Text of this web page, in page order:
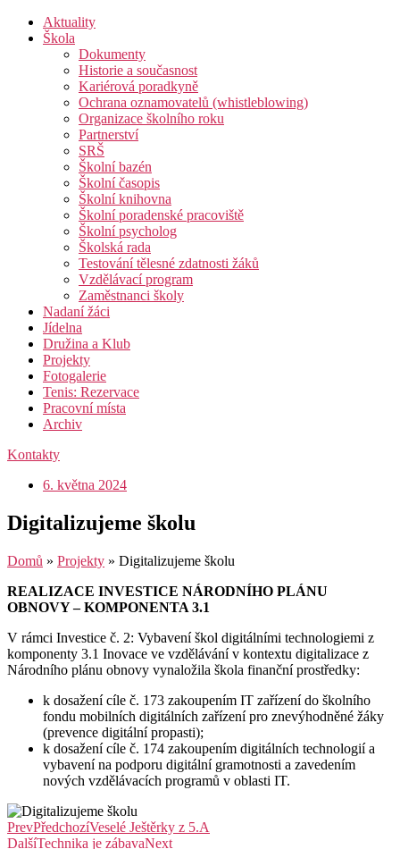
Aktuality
Škola
Dokumenty
Historie a současnost
Kariérová poradkyně
Ochrana oznamovatelů (whistleblowing)
Organizace školního roku
Partnerství
SRŠ
Školní bazén
Školní časopis
Školní knihovna
Školní poradenské pracoviště
Školní psycholog
Školská rada
Testování tělesné zdatnosti žáků
Vzdělávací program
Zaměstnanci školy
Nadaní žáci
Jídelna
Družina a Klub
Projekty
Fotogalerie
Tenis: Rezervace
Pracovní místa
Archiv
Kontakty
6. května 2024
Digitalizujeme školu
Domů » Projekty » Digitalizujeme školu
REALIZACE INVESTICE NÁRODNÍHO PLÁNU
OBNOVY – KOMPONENTA 3.1
V rámci Investice č. 2: Vybavení škol digitálními technologiemi z
komponenty 3.1 Inovace ve vzdělávání v kontextu digitalizace z
Národního plánu obnovy vynaložila škola finanční prostředky:
k dosažení cíle č. 173 zakoupením IT zařízení do školního
fondu mobilních digitálních zařízení pro znevýhodněné žáky
(prevence digitální propasti);
k dosažení cíle č. 174 zakoupením digitálních technologií a
vybavení na podporu digitální gramotnosti a zavedením
nových vzdělávacích programů v oblasti IT.
PrevPředchozíVeselé Ještěrky z 5.A
DalšíTechnika je zábavaNext